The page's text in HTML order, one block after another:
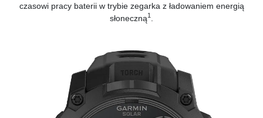
czasowi pracy baterii w trybie zegarka z ładowaniem energią
słoneczną1